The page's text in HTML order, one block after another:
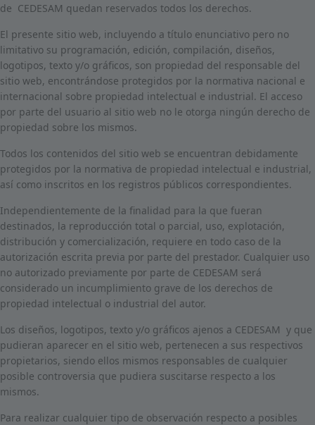
de CEDESAM quedan reservados todos los derechos.
El presente sitio web, incluyendo a título enunciativo pero no
limitativo su programación, edición, compilación, diseños,
logotipos, texto y/o gráficos, son propiedad del responsable del
sitio web, encontrándose protegidos por la normativa nacional e
internacional sobre propiedad intelectual e industrial. El acceso
por parte del usuario al sitio web no le otorga ningún derecho de
propiedad sobre los mismos.
Todos los contenidos del sitio web se encuentran debidamente
protegidos por la normativa de propiedad intelectual e industrial,
así como inscritos en los registros públicos correspondientes.
Independientemente de la finalidad para la que fueran
destinados, la reproducción total o parcial, uso, explotación,
distribución y comercialización, requiere en todo caso de la
autorización escrita previa por parte del prestador. Cualquier uso
no autorizado previamente por parte de CEDESAM será
considerado un incumplimiento grave de los derechos de
propiedad intelectual o industrial del autor.
Los diseños, logotipos, texto y/o gráficos ajenos a CEDESAM y que
pudieran aparecer en el sitio web, pertenecen a sus respectivos
propietarios, siendo ellos mismos responsables de cualquier
posible controversia que pudiera suscitarse respecto a los
mismos.
Para realizar cualquier tipo de observación respecto a posibles